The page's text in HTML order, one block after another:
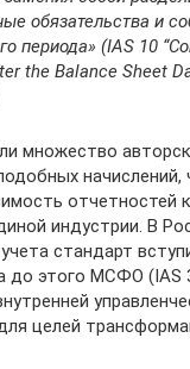
обязательства и
периода» (IAS 10
the Balance Sheet
множество
начислений,
отчетностей
индустрии. В
стандарт
до этого МСФО (IAS
целей